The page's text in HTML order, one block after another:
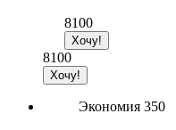
8100
8100
Экономия 350